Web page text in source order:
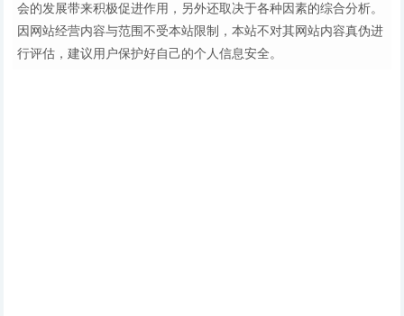
会的发展带来积极促进作用，另外还取决于各种因素的综合分析。
因网站经营内容与范围不受本站限制，本站不对其网站内容真伪进
行评估，建议用户保护好自己的个人信息安全。